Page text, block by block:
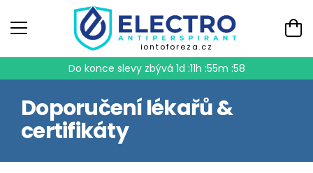
iontoforeza.cz
Do konce slevy zbývá 1d :11h :55m :57
Doporučení lékařů &
certifikáty